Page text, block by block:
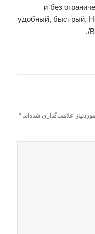
и без
удобный, быстрый.
.
علامت‌گذاری شده‌اند*